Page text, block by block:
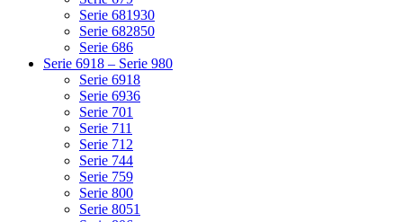
Serie 681930
Serie 682850
Serie 686
Serie 6918 – Serie 980
Serie 6918
Serie 6936
Serie 701
Serie 711
Serie 712
Serie 744
Serie 759
Serie 800
Serie 8051